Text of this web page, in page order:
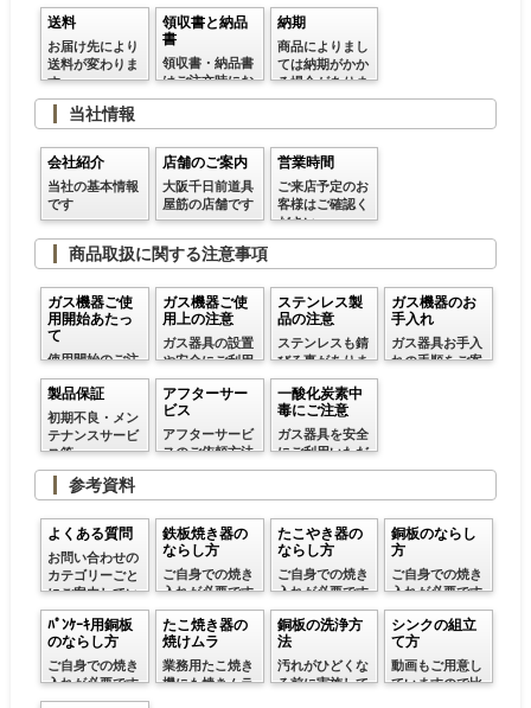
ん
送料
お届け先により
送料が変わりま
す。
領収書と納品
書
領収書・納品書
はご注文時にお
申し付けくださ
納期
商品によりまし
ては納期がかか
る場合がありま
す
当社情報
会社紹介
当社の基本情報
です
店舗のご案内
大阪千日前道具
屋筋の店舗です
営業時間
ご来店予定のお
客様はご確認く
ださい
商品取扱に関する注意事項
ガス機器ご使
用開始あたっ
て
使用開始のご注
意
ガス機器ご使
用上の注意
ガス器具の設置
や安全にご利用
いただく方法等
ステンレス製
品の注意
ステンレスも錆
びる事がありま
す
ガス機器のお
手入れ
ガス器具お手入
れの手順をご案
製品保証
初期不良・メン
テナンスサービ
ス等
アフターサー
ビス
アフターサービ
スのご依頼方法
一酸化炭素中
毒にご注意
ガス器具を安全
にご利用いただ
くための注意事
参考資料
よくある質問
お問い合わせの
カテゴリーごと
にご案内してい
ます
鉄板焼き器の
ならし方
ご自身での焼き
入れが必要です
ので参考にして
ください
たこやき器の
ならし方
ご自身での焼き
入れが必要です
ので参考にして
ください
銅板のならし
方
ご自身での焼き
入れが必要です
ので参考にして
ください
ﾊﾟﾝｹｰｷ用銅板
のならし方
ご自身での焼き
入れが必要です
ので参考にして
たこ焼き器の
焼けムラ
業務用たこ焼き
機にも焼きムラ
銅板の洗浄方
法
汚れがひどくな
る前に実施して
シンクの組立
て方
動画もご用意し
ていますので比